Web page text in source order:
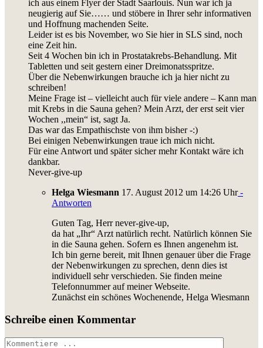
ich aus einem Flyer der Stadt Saarlouis. Nun war ich ja
neugierig auf Sie…… und stöbere in Ihrer sehr informativen
und Hoffnung machenden Seite.
Leider ist es bis November, wo Sie hier in SLS sind, noch
eine Zeit hin.
Seit 4 Wochen bin ich in Prostatakrebs-Behandlung. Mit
Tabletten und seit gestern einer Dreimonatsspritze.
Über die Nebenwirkungen brauche ich ja hier nicht zu
schreiben!
Meine Frage ist – vielleicht auch für viele andere – Kann man
mit Krebs in die Sauna gehen? Mein Arzt, der erst seit vier
Wochen ,,mein“ ist, sagt Ja.
Das war das Empathischste von ihm bisher -:)
Bei einigen Nebenwirkungen traue ich mich nicht.
Für eine Antwort und später sicher mehr Kontakt wäre ich
dankbar.
Never-give-up
Helga Wiesmann 17. August 2012 um 14:26 Uhr-
Antworten
Guten Tag, Herr never-give-up,
da hat „Ihr“ Arzt natürlich recht. Natürlich können Sie
in die Sauna gehen. Sofern es Ihnen angenehm ist.
Ich bin gerne bereit, mit Ihnen genauer über die Frage
der Nebenwirkungen zu sprechen, denn dies ist
individuell sehr verschieden. Sie finden meine
Telefonnummer auf meiner Webseite.
Zunächst ein schönes Wochenende, Helga Wiesmann
Schreibe einen Kommentar
Kommentar